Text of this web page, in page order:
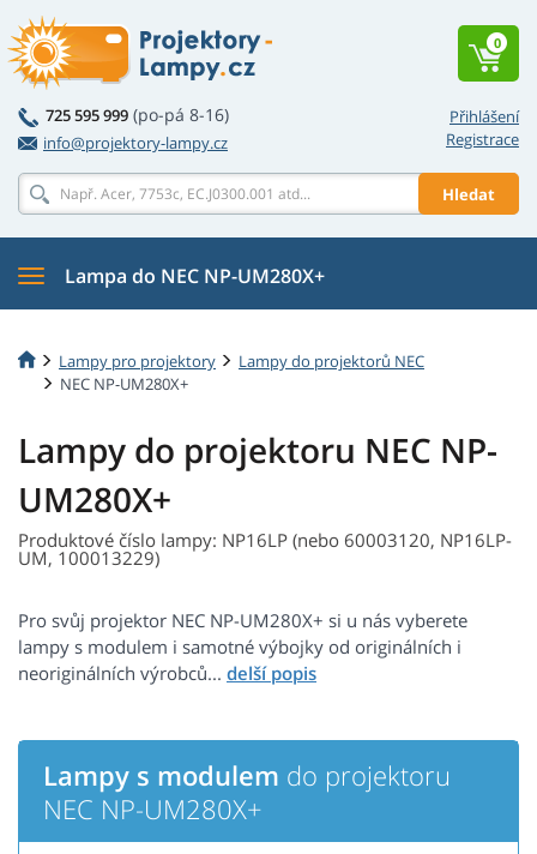
Přihlášení
Registrace
725 595 999 (po-pá 8-16)
info@projektory-lampy.cz
Hledat
0
Lampa do NEC NP-UM280X+
Lampy pro projektory
Lampy do projektorů NEC
NEC NP-UM280X+
Lampy do projektoru NEC NP-
UM280X+
Produktové číslo lampy: NP16LP (nebo 60003120, NP16LP-
UM, 100013229)
Pro svůj projektor NEC NP-UM280X+ si u nás vyberete
lampy s modulem i samotné výbojky od originálních i
neoriginálních výrobců...
Lampy s modulem do projektoru
NEC NP-UM280X+